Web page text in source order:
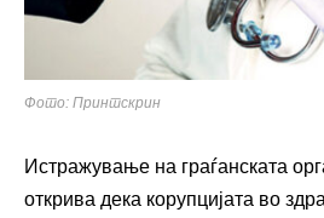
Фото: Принтскрин
Истражување на граѓанската
открива дека корупцијата во